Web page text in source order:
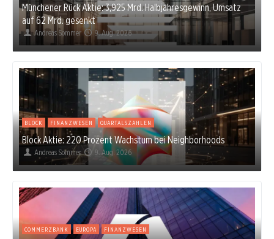
Münchener Rück Aktie: 3,925 Mrd. Halbjahresgewinn, Umsatz
auf 62 Mrd. gesenkt
Andreas Sommer 9. Aug. 2026
BLOCK FINANZWESEN QUARTALSZAHLEN
Block Aktie: 220 Prozent Wachstum bei Neighborhoods
Andreas Sommer 9. Aug. 2026
COMMERZBANK EUROPA FINANZWESEN